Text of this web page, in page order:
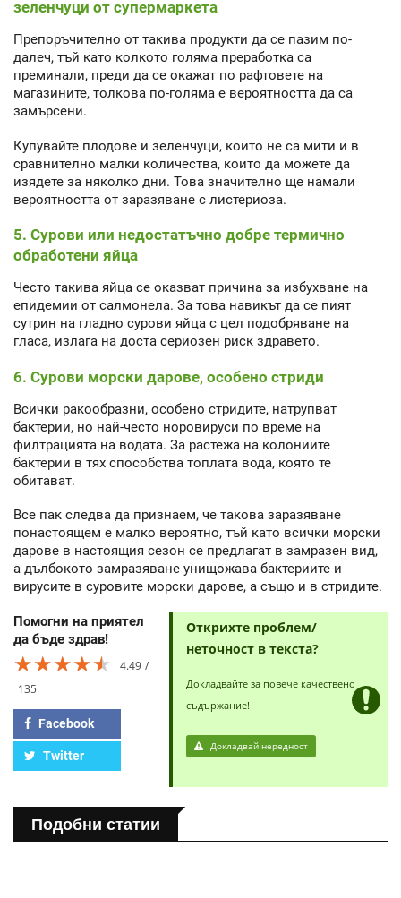
зеленчуци от супермаркета
Препоръчително от такива продукти да се пазим по-
далеч, тъй като колкото голяма преработка са
преминали, преди да се окажат по рафтовете на
магазините, толкова по-голяма е вероятността да са
замърсени.
Купувайте плодове и зеленчуци, които не са мити и в
сравнително малки количества, които да можете да
изядете за няколко дни. Това значително ще намали
вероятността от заразяване с листериоза.
5. Сурови или недостатъчно добре термично
обработени яйца
Често такива яйца се оказват причина за избухване на
епидемии от салмонела. За това навикът да се пият
сутрин на гладно сурови яйца с цел подобряване на
гласа, излага на доста сериозен риск здравето.
6. Сурови морски дарове, особено стриди
Всички ракообразни, особено стридите, натрупват
бактерии, но най-често норовируси по време на
филтрацията на водата. За растежа на колониите
бактерии в тях способства топлата вода, която те
обитават.
Все пак следва да признаем, че такова заразяване
понастоящем е малко вероятно, тъй като всички морски
дарове в настоящия сезон се предлагат в замразен вид,
а дълбокото замразяване унищожава бактериите и
вирусите в суровите морски дарове, а също и в стридите.
Помогни на приятел
да бъде здрав!
★★★★★
★★★★★
★★★★★
4.49
135
Facebook
Twitter
Открихте проблем/
неточност в текста?
Докладвайте за повече качествено
съдържание!
Докладвай нередност
Подобни статии